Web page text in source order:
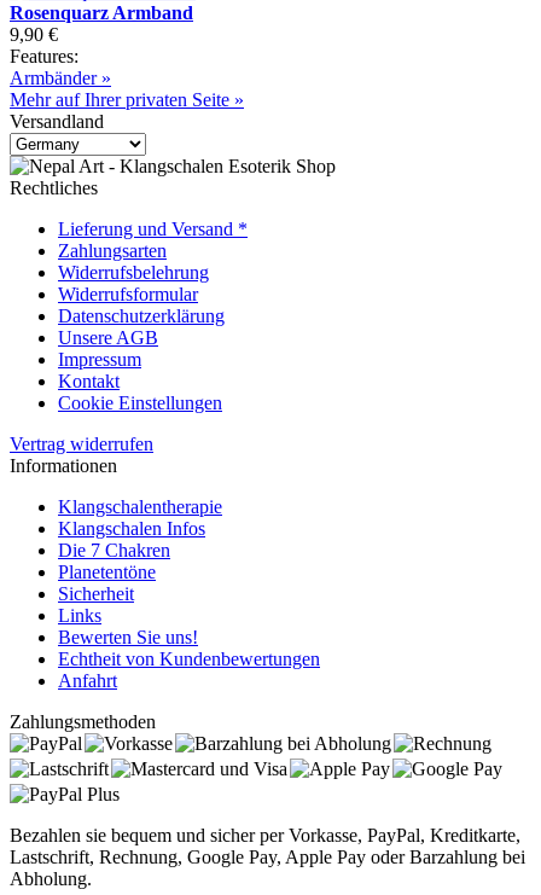
Rosenquarz Armband
9,90 €
Features:
Armbänder »
Mehr auf Ihrer privaten Seite »
Versandland
Rechtliches
Lieferung und Versand *
Zahlungsarten
Widerrufsbelehrung
Widerrufsformular
Datenschutzerklärung
Unsere AGB
Impressum
Kontakt
Cookie Einstellungen
Vertrag widerrufen
Informationen
Klangschalentherapie
Klangschalen Infos
Die 7 Chakren
Planetentöne
Sicherheit
Links
Bewerten Sie uns!
Echtheit von Kundenbewertungen
Anfahrt
Zahlungsmethoden
Bezahlen sie bequem und sicher per Vorkasse, PayPal, Kreditkarte,
Lastschrift, Rechnung, Google Pay, Apple Pay oder Barzahlung bei
Abholung.